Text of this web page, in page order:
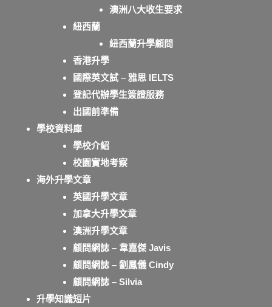
澳洲八大收生要求
紐西蘭
紐西蘭升學顧問
香港升學
國際英文試 – 雅思 IELTS
登記代辦學生簽證服務
出國前準備
學校資料庫
學校介紹
校園實地考察
海外升學文章
英國升學文章
加拿大升學文章
澳洲升學文章
顧問網誌 – 韋嘉傑 Javis
顧問網誌 – 劉鳳儀 Cindy
顧問網誌 – Silvia
升學知識短片